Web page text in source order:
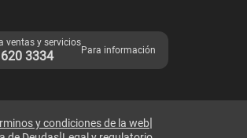
ventas y servicios
3334 Para información
y condiciones de la web|